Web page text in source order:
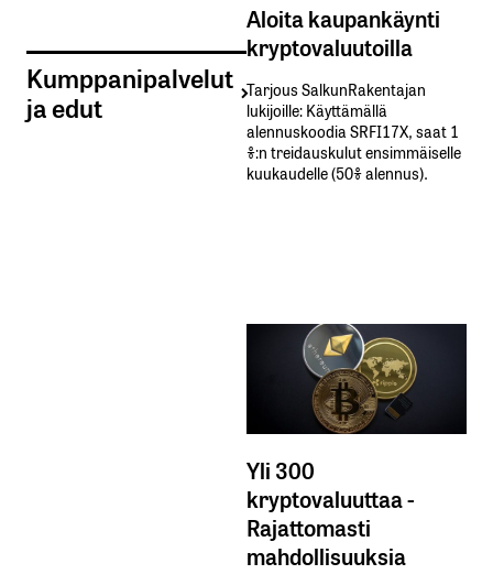
Kumppanipalvelut
ja edut
Aloita kaupankäynti
kryptovaluutoilla
Tarjous SalkunRakentajan
lukijoille: Käyttämällä​ ​
alennuskoodia​ ​SRFI17X,​ ​saat​ ​1
%:n treidauskulut​ ​ensimmäiselle​ ​
kuukaudelle​ ​(50%​ ​alennus).
Yli 300
kryptovaluuttaa -
Rajattomasti
mahdollisuuksia